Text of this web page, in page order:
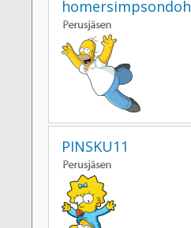
homersimpsondoh
PINSKU11